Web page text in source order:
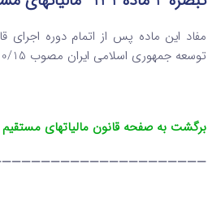
مفاد این ماده پس از اتمام دوره اجرای
توسعه جمهوری اسلامی ایران مصوب 1389/10/15 لازم‌الاجراء می‌شود
برگشت به صفحه قانون مالیاتهای مستقیم